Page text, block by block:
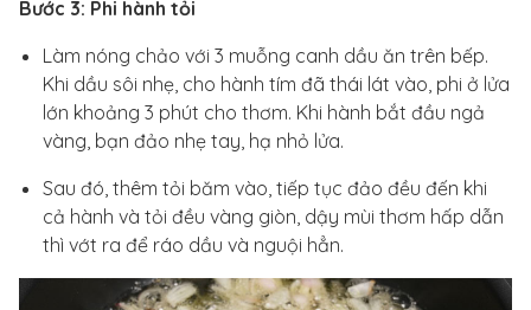
Bước 3: Phi hành tỏi
Làm nóng chảo với 3 muỗng canh dầu ăn trên bếp.
Khi dầu sôi nhẹ, cho hành tím đã thái lát vào, phi ở lửa
lớn khoảng 3 phút cho thơm. Khi hành bắt đầu ngả
vàng, bạn đảo nhẹ tay, hạ nhỏ lửa.
Sau đó, thêm tỏi băm vào, tiếp tục đảo đều đến khi
cả hành và tỏi đều vàng giòn, dậy mùi thơm hấp dẫn
thì vớt ra để ráo dầu và nguội hẳn.